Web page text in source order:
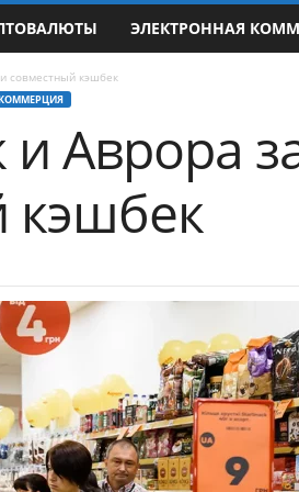
ЭЛЕКТРОННАЯ
совместный кэшбек
Аврора
кэшбек